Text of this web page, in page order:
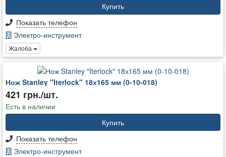
Купить
Показать телефон
Электро-инструмент
Жалоба
Нож Stanley "Iterlock" 18х165 мм (0-10-018)
421 грн./шт.
Есть в наличии
Купить
Показать телефон
Электро-инструмент